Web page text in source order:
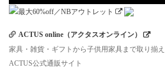
ACTUS online（アクタスオンライン）
家具・雑貨・ギフトから子供用家具まで取り揃
ACTUS公式通販サイト